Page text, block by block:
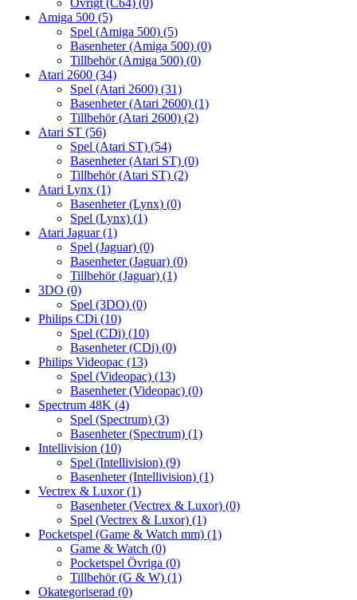
Övrigt (C64) (0)
Amiga 500 (5)
Spel (Amiga 500) (5)
Basenheter (Amiga 500) (0)
Tillbehör (Amiga 500) (0)
Atari 2600 (34)
Spel (Atari 2600) (31)
Basenheter (Atari 2600) (1)
Tillbehör (Atari 2600) (2)
Atari ST (56)
Spel (Atari ST) (54)
Basenheter (Atari ST) (0)
Tillbehör (Atari ST) (2)
Atari Lynx (1)
Basenheter (Lynx) (0)
Spel (Lynx) (1)
Atari Jaguar(1)
Spel (Jaguar) (0)
Basenheter (Jaguar) (0)
Tillbehör (Jaguar) (1)
3DO (0)
Spel (3DO) (0)
Philips CDi (10)
Spel (CDi) (10)
Basenheter (CDi) (0)
Philips Videopac (13)
Spel (Videopac) (13)
Basenheter (Videopac) (0)
Spectrum 48K (4)
Spel (Spectrum) (3)
Basenheter (Spectrum) (1)
Intellivision (10)
Spel (Intellivision) (9)
Basenheter (Intellivision) (1)
Vectrex & Luxor(1)
Basenheter (Vectrex & Luxor) (0)
Spel (Vectrex & Luxor) (1)
Pocketspel (Game & Watch mm) (1)
Game & Watch (0)
Pocketspel Övriga (0)
Tillbehör (G & W) (1)
Okategoriserad (0)